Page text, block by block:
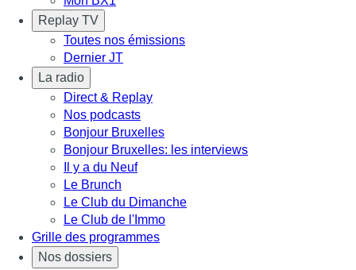
Replay TV
Toutes nos émissions
Dernier JT
La radio
Direct & Replay
Nos podcasts
Bonjour Bruxelles
Bonjour Bruxelles: les interviews
Il y a du Neuf
Le Brunch
Le Club du Dimanche
Le Club de l'Immo
Grille des programmes
Nos dossiers